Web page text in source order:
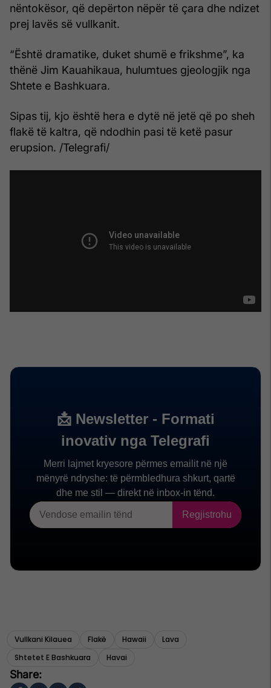
nëntokësor, që depërton nëpër të çara dhe ndizet
prej lavës së vullkanit.
“Është dramatike, duket shumë e frikshme”, ka
thënë Jim Kauahikaua, hulumtues gjeologjik nga
Shtete e Bashkuara.
Sipas tij, kjo është hera e dytë në jetë që po sheh
flakë të kaltra, që ndodhin pasi të ketë pasur
erupsion. /Telegrafi/
Vullkani Kilauea Flakë Hawaii
Lava
Shtetet E Bashkuara
Havai